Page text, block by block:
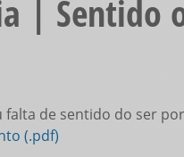
|
falta de sentido do ser
(.pdf)